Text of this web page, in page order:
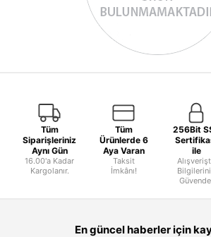
Tüm
Siparişleriniz
Aynı Gün
16.00'a Kadar
Kargolanır.
Tüm
Ürünlerde 6
Aya Varan
Taksit
İmkânı!
256Bit
ile
En güncel haberler için